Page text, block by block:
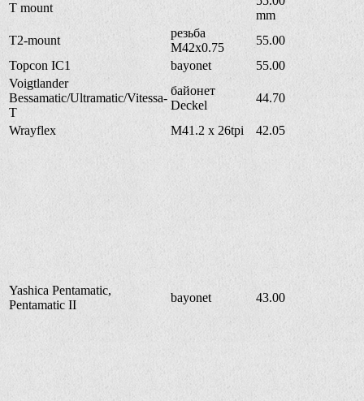
T mount
mm
T2-mount
резьба
M42x0.75
55.00
Topcon IC1
bayonet
55.00
Voigtlander
Bessamatic/Ultramatic/Vitessa-
T
байонет
Deckel
44.70
Wrayflex M41.2 x 26tpi 42.05
Yashica Pentamatic,
Pentamatic II
bayonet 43.00